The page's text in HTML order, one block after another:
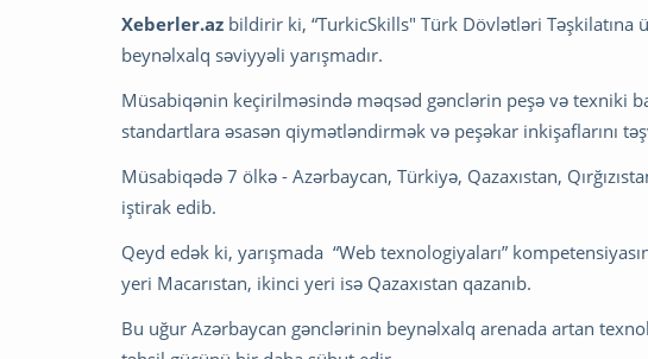
Xeberler.az bildirir ki, “TurkicSkills" Türk Dövlətləri Təşkilatına
beynəlxalq səviyyəli yarışmadır.
Müsabiqənin keçirilməsində məqsəd gənclərin peşə və texniki
standartlara əsasən qiymətləndirmək və peşəkar inkişaflarını
Müsabiqədə 7 ölkə - Azərbaycan, Türkiyə, Qazaxıstan,
iştirak edib.
Qeyd edək ki, yarışmada “Web texnologiyaları”
yeri Macarıstan, ikinci yeri isə Qazaxıstan qazanıb.
Bu uğur Azərbaycan gənclərinin beynəlxalq arenada artan